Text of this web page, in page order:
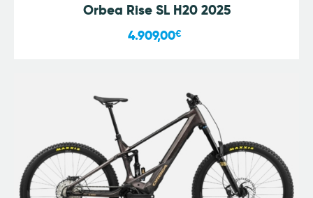
Orbea Rise SL H20 2025
4.909,00€